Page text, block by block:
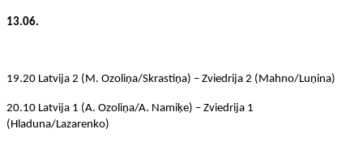
13.06.
19.20 Latvija 2 (M. Ozoliņa/Skrastiņa) – Zviedrija 2 (Mahno/Luņina)
20.10 Latvija 1 (A. Ozoliņa/A. Namiķe) – Zviedrija 1
(Hladuna/Lazarenko)